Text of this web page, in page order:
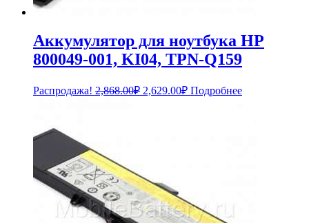
Аккумулятор для ноутбука HP
800049-001, KI04, TPN-Q159
Распродажа! 2,868.00₽ Первоначальная
2,629.00₽Текущая
цена:
Подробнее